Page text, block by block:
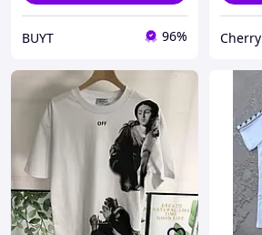
BUYT 96% Cherry